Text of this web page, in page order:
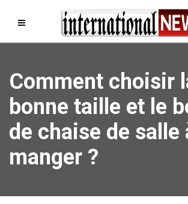
Comment choisir
bonne taille et le
de chaise de salle
manger ?